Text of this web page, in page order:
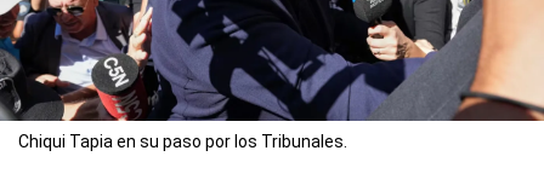
Chiqui Tapia en su paso por los Tribunales.